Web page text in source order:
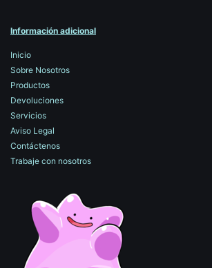
Información adicional
Inicio
Sobre Nosotros
Productos
Devoluciones
Servicios
Aviso Legal
Contáctenos
Trabaje con nosotros